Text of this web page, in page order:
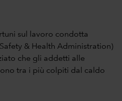
sul lavoro condotta
& Health Administration)
che gli addetti alle
tra i più colpiti dal caldo